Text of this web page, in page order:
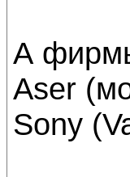
А
Aser
Sony